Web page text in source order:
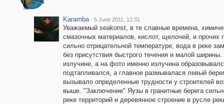
Karamba · 5 June 2011, 12:31
Уважаемый seakonst, в те славные времена,
смазочных материалов, кислот, щелочей, и
сильно отрицательной температуре, вода в реке
без присутствия быстрого течения и малой
излучине, а на фото именно излучина
подтапливался, а главное размывалася левый
вызывало определенные трудности у строителей
выше. "Заключение" Яузы в гранитные берега
реке территорий и деревянное строение в русле